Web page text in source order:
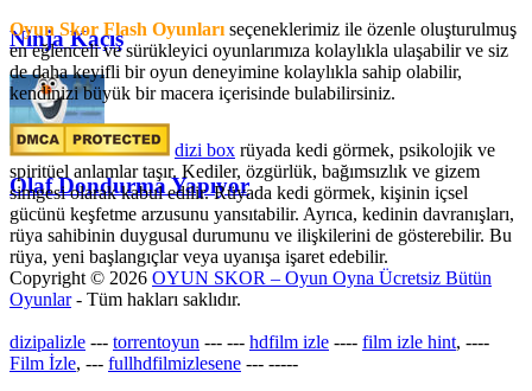
Ninja Kaçış
Olaf Dondurma Yapıyor
Oyun Skor Flash Oyunları seçeneklerimiz ile özenle oluşturulmuş
en eğlenceli ve sürükleyici oyunlarımıza kolaylıkla ulaşabilir ve siz
de daha keyifli bir oyun deneyimine kolaylıkla sahip olabilir,
kendinizi büyük bir macera içerisinde bulabilirsiniz.
dizi box rüyada kedi görmek​, psikolojik ve
spiritüel anlamlar taşır. Kediler, özgürlük, bağımsızlık ve gizem
simgesi olarak kabul edilir. Rüyada kedi görmek, kişinin içsel
gücünü keşfetme arzusunu yansıtabilir. Ayrıca, kedinin davranışları,
rüya sahibinin duygusal durumunu ve ilişkilerini de gösterebilir. Bu
rüya, yeni başlangıçlar veya uyanışa işaret edebilir.
Copyright © 2026 OYUN SKOR – Oyun Oyna Ücretsiz Bütün
Oyunlar- Tüm hakları saklıdır.
dizipalizle --- torrentoyun --- --- hdfilm izle ---- film izle hint, ----
Film İzle, --- fullhdfilmizlesene --- -----